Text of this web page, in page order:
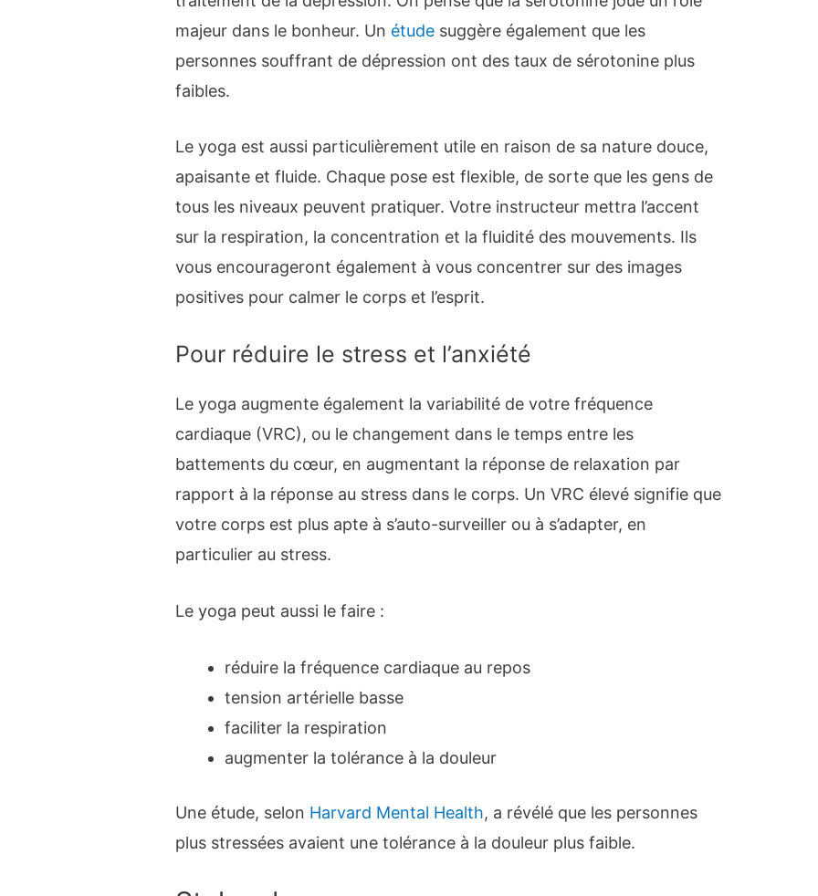
majeur dans le bonheur. Un étude suggère également que les
personnes souffrant de dépression ont des taux de sérotonine plus
faibles.
Le yoga est aussi particulièrement utile en raison de sa nature douce,
apaisante et fluide. Chaque pose est flexible, de sorte que les gens de
tous les niveaux peuvent pratiquer. Votre instructeur mettra l’accent
sur la respiration, la concentration et la fluidité des mouvements. Ils
vous encourageront également à vous concentrer sur des images
positives pour calmer le corps et l’esprit.
Pour réduire le stress et l’anxiété
Le yoga augmente également la variabilité de votre fréquence
cardiaque (VRC), ou le changement dans le temps entre les
battements du cœur, en augmentant la réponse de relaxation par
rapport à la réponse au stress dans le corps. Un VRC élevé signifie que
votre corps est plus apte à s’auto-surveiller ou à s’adapter, en
particulier au stress.
Le yoga peut aussi le faire :
réduire la fréquence cardiaque au repos
tension artérielle basse
faciliter la respiration
augmenter la tolérance à la douleur
Une étude, selon Harvard Mental Health, a révélé que les personnes
plus stressées avaient une tolérance à la douleur plus faible.